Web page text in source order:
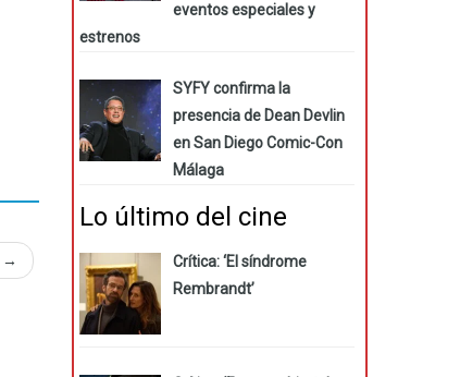
→
eventos especiales y
estrenos
SYFY confirma la
presencia de Dean Devlin
en San Diego Comic-Con
Málaga
Lo último del cine
Crítica: ‘El síndrome
Rembrandt’